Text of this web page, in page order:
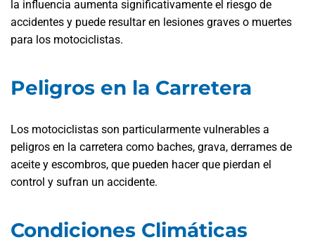
la influencia aumenta significativamente el riesgo de
accidentes y puede resultar en lesiones graves o muertes
para los motociclistas.
Peligros en la Carretera
Los motociclistas son particularmente vulnerables a
peligros en la carretera como baches, grava, derrames de
aceite y escombros, que pueden hacer que pierdan el
control y sufran un accidente.
Condiciones Climáticas